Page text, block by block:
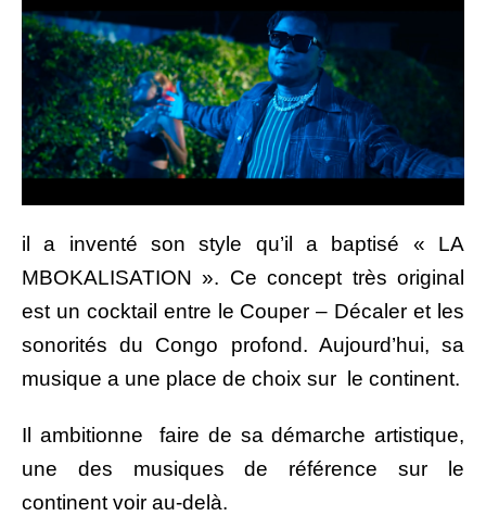
il a inventé son style qu’il a baptisé « LA
MBOKALISATION ». Ce concept très original
est un cocktail entre le Couper – Décaler et les
sonorités du Congo profond. Aujourd’hui, sa
musique a une place de choix sur le continent.
Il ambitionne faire de sa démarche artistique,
une des musiques de référence sur le
continent voir au-delà.